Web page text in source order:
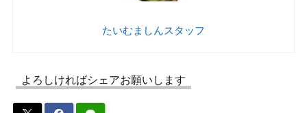
たいむましんスタッフ
よろしければシェアお願いします